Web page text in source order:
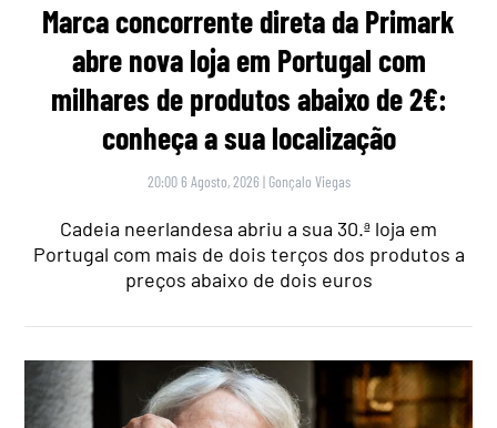
Marca concorrente direta da Primark
abre nova loja em Portugal com
milhares de produtos abaixo de 2€:
conheça a sua localização
20:00 6 Agosto, 2026 | Gonçalo Viegas
Cadeia neerlandesa abriu a sua 30.ª loja em
Portugal com mais de dois terços dos produtos a
preços abaixo de dois euros